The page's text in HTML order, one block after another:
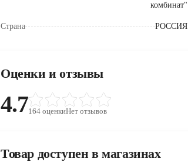
комбинат"
Страна РОССИЯ
Оценки и отзывы
4.7164 оценкиНет отзывов
Товар доступен в магазинах